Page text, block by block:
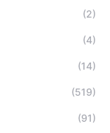
(2)
(4)
(14)
(519)
(91)